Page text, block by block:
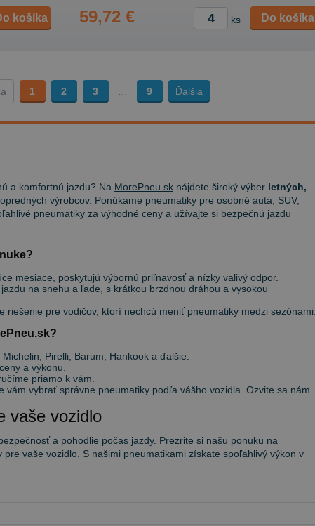
košíka 59,72 € ks Do košíka
1 2 3 9 Ďalšia
a komfortnú jazdu? Na MorePneu.sk nájdete široký výber letných,
výrobcov. Ponúkame pneumatiky pre osobné autá, SUV,
pneumatiky za výhodné ceny a užívajte si bezpečnú jazdu
mesiace, poskytujú výbornú priľnavosť a nízky valivý odpor.
na snehu a ľade, s krátkou brzdnou dráhou a vysokou
riešenie pre vodičov, ktorí nechcú meniť pneumatiky medzi sezónami.
Pirelli, Barum, Hankook a ďalšie.
a výkonu.
priamo k vám.
vám vybrať správne pneumatiky podľa vášho vozidla. Ozvite sa nám.
vaše vozidlo
a pohodlie počas jazdy. Prezrite si našu ponuku na
pre vaše vozidlo. S našimi pneumatikami získate spoľahlivý výkon v